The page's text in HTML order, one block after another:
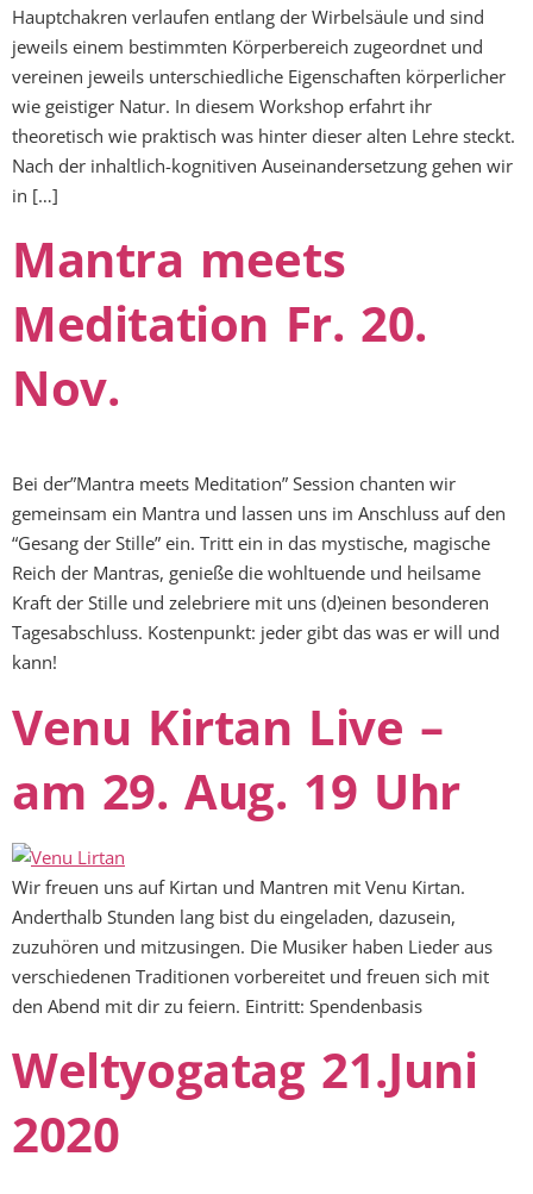
Hauptchakren verlaufen entlang der Wirbelsäule und sind
jeweils einem bestimmten Körperbereich zugeordnet und
vereinen jeweils unterschiedliche Eigenschaften körperlicher
wie geistiger Natur. In diesem Workshop erfahrt ihr
theoretisch wie praktisch was hinter dieser alten Lehre steckt.
Nach der inhaltlich-kognitiven Auseinandersetzung gehen wir
in […]
Mantra meets
Meditation Fr. 20.
Nov.
Bei der”Mantra meets Meditation” Session chanten wir
gemeinsam ein Mantra und lassen uns im Anschluss auf den
“Gesang der Stille” ein. Tritt ein in das mystische, magische
Reich der Mantras, genieße die wohltuende und heilsame
Kraft der Stille und zelebriere mit uns (d)einen besonderen
Tagesabschluss. Kostenpunkt: jeder gibt das was er will und
kann!
Venu Kirtan Live –
am 29. Aug. 19 Uhr
Wir freuen uns auf Kirtan und Mantren mit Venu Kirtan.
Anderthalb Stunden lang bist du eingeladen, dazusein,
zuzuhören und mitzusingen. Die Musiker haben Lieder aus
verschiedenen Traditionen vorbereitet und freuen sich mit
den Abend mit dir zu feiern. Eintritt: Spendenbasis
Weltyogatag 21.Juni
2020